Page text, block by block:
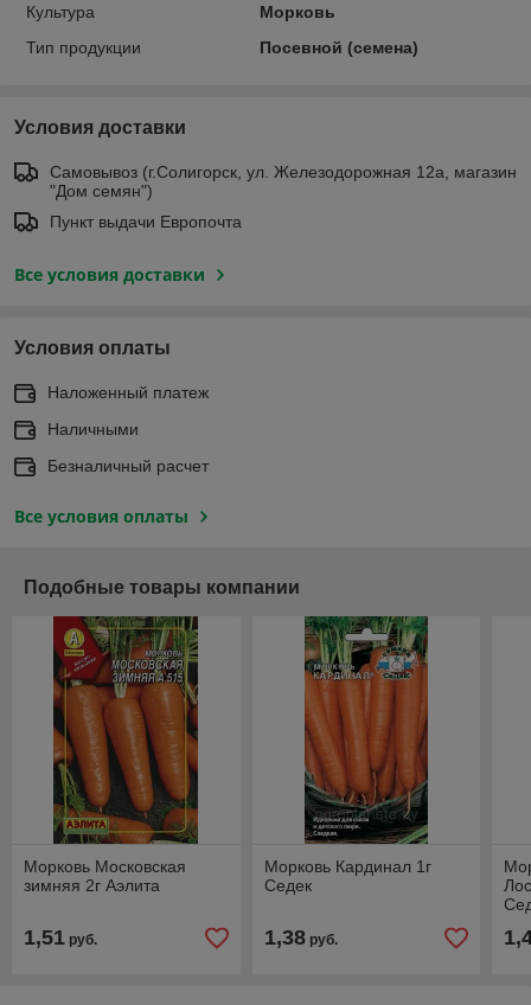
Культура
Морковь
Тип продукции
Посевной (семена)
Условия доставки
Самовывоз (г.Солигорск, ул. Железодорожная 12а, магазин
"Дом семян")
Пункт выдачи Европочта
Все условия доставки
Условия оплаты
Наложенный платеж
Наличными
Безналичный расчет
Все условия оплаты
Подобные товары компании
Морковь Московская
зимняя 2г Аэлита
1,51 руб.
Морковь Кардинал 1г
Седек
1,38руб.